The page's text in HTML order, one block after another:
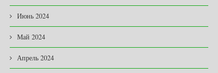
Июнь 2024
Май 2024
Апрель 2024